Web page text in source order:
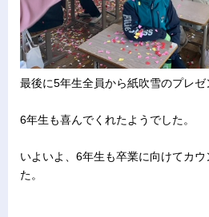
最後に5年生全員から紙吹雪のプレゼ
6年生も喜んでくれたようでした。
いよいよ、6年生も卒業に向けてカ
た。